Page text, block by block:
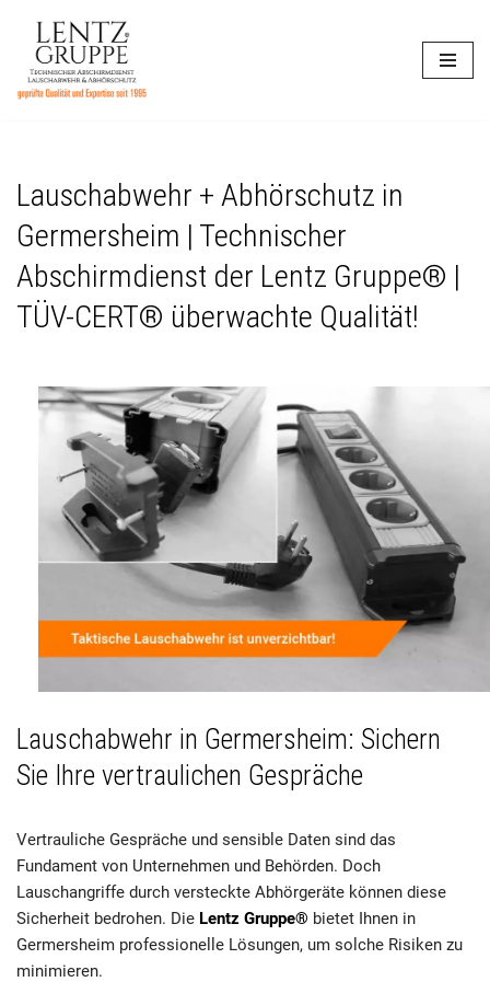
Zum
Inhalt
Lauschabwehr + Abhörschutz in
Germersheim | Technischer
Abschirmdienst der Lentz Gruppe® |
TÜV-CERT® überwachte Qualität!
Lauschabwehr in Germersheim: Sichern
Sie Ihre vertraulichen Gespräche
Vertrauliche Gespräche und sensible Daten sind das
Fundament von Unternehmen und Behörden. Doch
Lauschangriffe durch versteckte Abhörgeräte können diese
Sicherheit bedrohen. Die Lentz Gruppe® bietet Ihnen in
Germersheim professionelle Lösungen, um solche Risiken zu
minimieren.